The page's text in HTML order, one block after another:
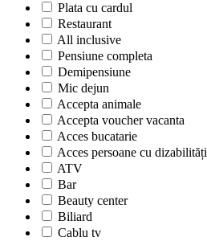
Plata cu cardul
Restaurant
All inclusive
Pensiune completa
Demipensiune
Mic dejun
Accepta animale
Accepta voucher vacanta
Acces bucatarie
Acces persoane cu dizabilități
ATV
Bar
Beauty center
Biliard
Cablu tv